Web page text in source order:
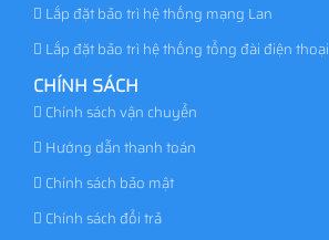
Lắp đặt bảo trì hệ thống mạng Lan
Lắp đặt bảo trì hệ thống tổng đài điện thoại
CHÍNH SÁCH
Chính sách vận chuyển
Hướng dẫn thanh toán
Chính sách bảo mật
Chính sách đổi trả